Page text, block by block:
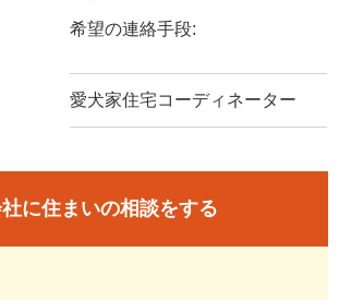
希望の連絡手段:
愛犬家住宅コーディネーター
に住まいの相談をする